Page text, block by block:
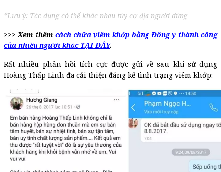
*Lưu ý: Tác dụng có thể khác nhau tùy cơ địa người dùng
>>> Xem thêmcách chữa viêm khớp bằng Đông y thành công
của nhiều người khác TẠI ĐÂY.
Rất nhiều phản hồi tích cực được gửi về sau khi sử dụng
Hoàng Thấp Linh đã cải thiện đáng kể tình trạng viêm khớp: